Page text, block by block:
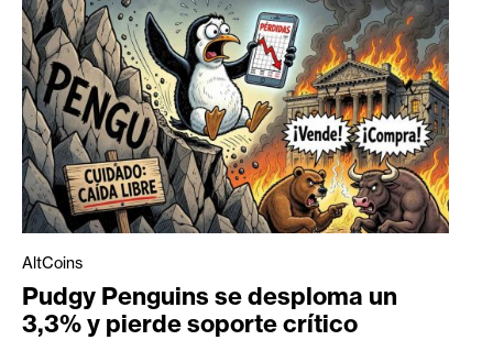
AltCoins
Pudgy Penguins se desploma un
3,3% y pierde soporte crítico